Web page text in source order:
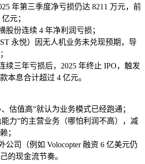
年第三季度净亏损仍达 8211 万元，前
元；
股份连续 4 年净利润亏损；
永悦）因无人机业务未兑现预期，导
续三年亏损后，2025 年终止 IPO，触发
本息合计超过 4 亿元。
估值高”就认为业务模式已经跑通；
力”的主营业务（哪怕利润不高），减
；
司（例如 Volocopter 融资 6 亿美元仍
的现金流节奏。